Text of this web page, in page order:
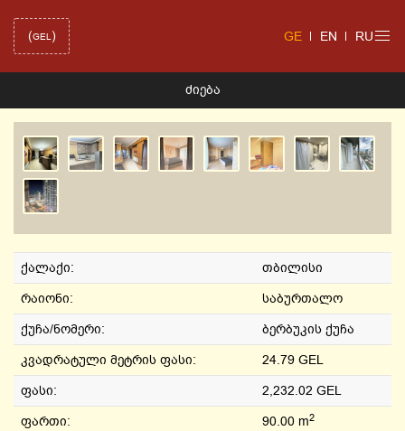
(GEL ) GE EN RU
ᲫᲘᲔᲑᲐ
ქალაქი:
თბილისი
რაიონი:
საბურთალო
ქუჩა/ნომერი:
ბერბუკის ქუჩა
კვადრატული მეტრის ფასი:
24.79 GEL
ფასი:
2,232.02 GEL
ფართი:
90.00 m2